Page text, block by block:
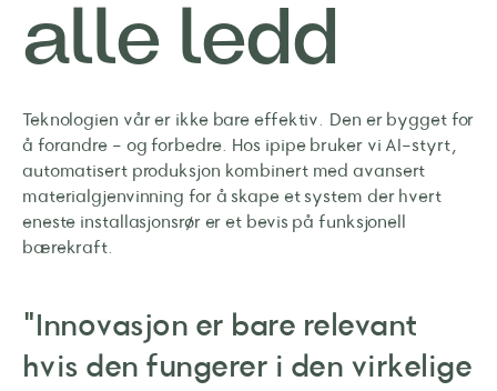
alle ledd
Teknologien vår er ikke bare effektiv. Den er bygget for
å forandre - og forbedre. Hos ipipe bruker vi AI-styrt,
automatisert produksjon kombinert med avansert
materialgjenvinning for å skape et system der hvert
eneste installasjonsrør er et bevis på funksjonell
bærekraft.
"Innovasjon er bare relevant
hvis den fungerer i den virkelige